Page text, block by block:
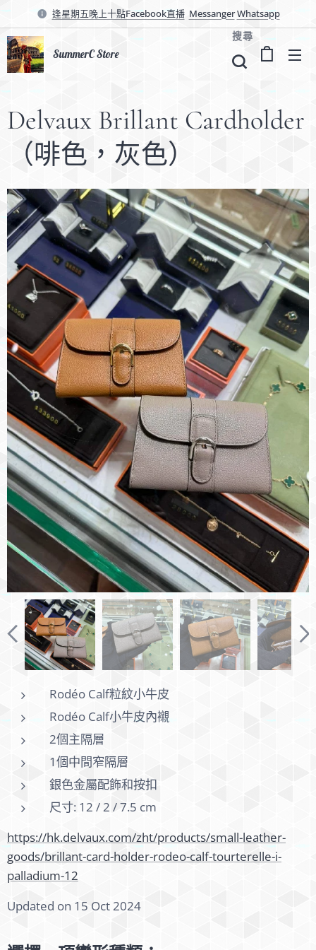
逢星期五晚上十點Facebook直播 MessangerWhatsapp
SummerC Store
搜尋
Delvaux Brillant Cardholder
（啡色，灰色）
Rodéo Calf粒紋小牛皮
Rodéo Calf小牛皮內襯
2個主隔層
1個中間窄隔層
銀色金屬配飾和按扣
尺寸: 12 / 2 / 7.5 cm
https://hk.delvaux.com/zht/products/small-leather-
goods/brillant-card-holder-rodeo-calf-tourterelle-i-
palladium-12
Updated on 15 Oct 2024